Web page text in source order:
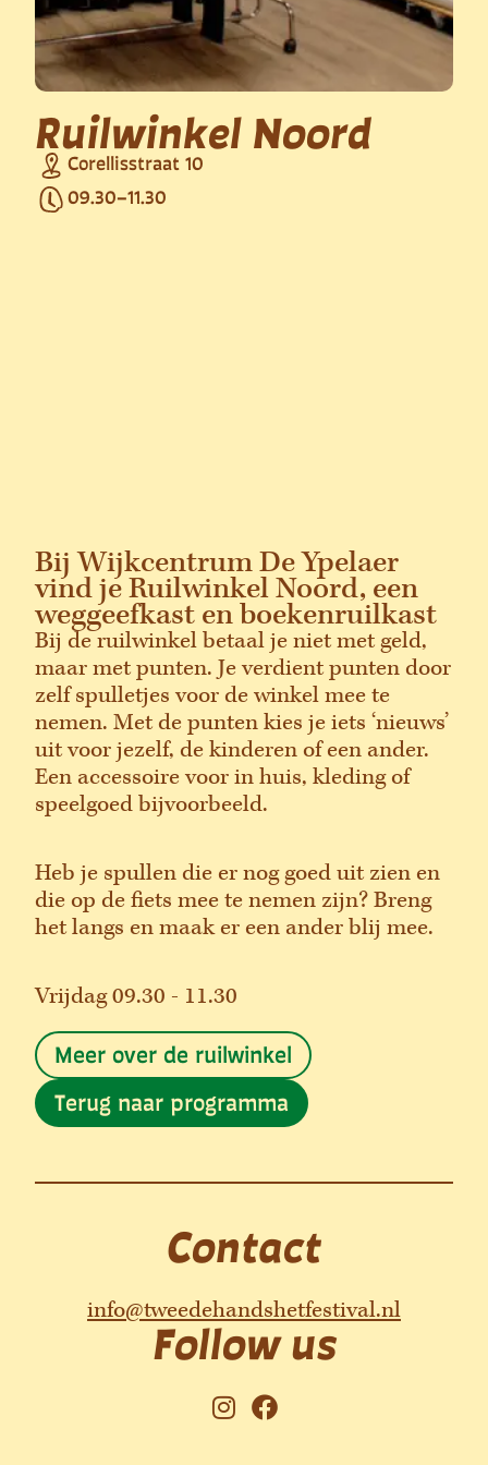
Ruilwinkel Noord
Corellisstraat 10
09.30–11.30
Bij Wijkcentrum De Ypelaer
vind je Ruilwinkel Noord, een
weggeefkast en boekenruilkast
Bij de ruilwinkel betaal je niet met geld,
maar met punten. Je verdient punten door
zelf spulletjes voor de winkel mee te
nemen. Met de punten kies je iets ‘nieuws’
uit voor jezelf, de kinderen of een ander.
Een accessoire voor in huis, kleding of
speelgoed bijvoorbeeld.
Heb je spullen die er nog goed uit zien en
die op de fiets mee te nemen zijn? Breng
het langs en maak er een ander blij mee.
Vrijdag 09.30 - 11.30
Meer over de ruilwinkel
Terug naar programma
Contact
info@tweedehandshetfestival.nl
Follow us
I
F